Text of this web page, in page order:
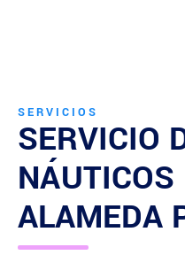
SERVICIOS
SERVICIO
ALAMEDA